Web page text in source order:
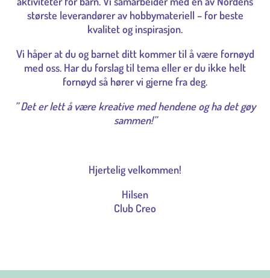
største leverandører av hobbymateriell – for beste
kvalitet og inspirasjon.
Vi håper at du og barnet ditt kommer til å være fornøyd
med oss. Har du forslag til tema eller er du ikke helt
fornøyd så hører vi gjerne fra deg.
” Det er lett å være kreative med hendene og ha det gøy
sammen!”
Hjertelig velkommen!
Hilsen
Club Creo